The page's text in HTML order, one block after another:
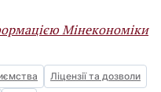
Мінекономіки
Ліцензії та дозволи